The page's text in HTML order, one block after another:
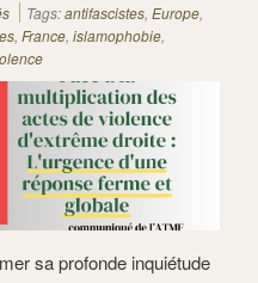
Tags:antifascistes, Europe,
, France, islamophobie,
sa profonde inquiétude